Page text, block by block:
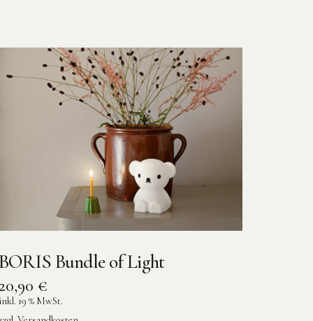
BORIS Bundle of Light
€
inkl. 19 % MwSt.